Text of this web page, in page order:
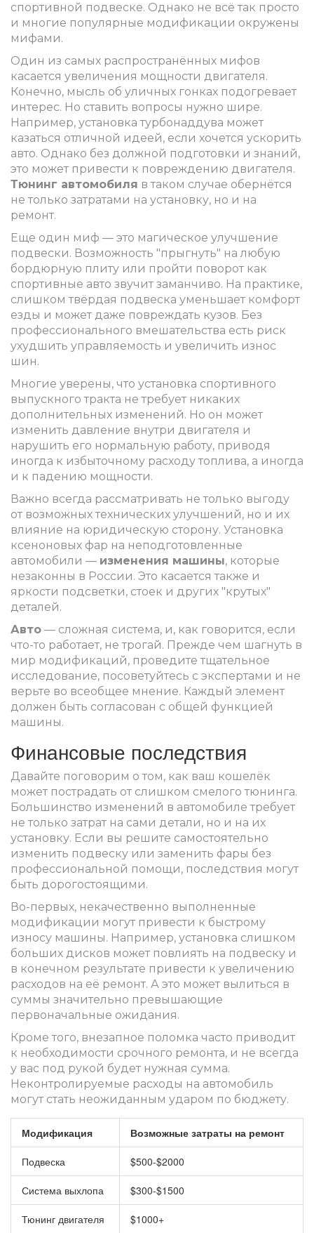
спортивной подвеске. Однако не всё так просто
и многие популярные модификации окружены
мифами.
Один из самых распространённых мифов
касается увеличения мощности двигателя.
Конечно, мысль об уличных гонках подогревает
интерес. Но ставить вопросы нужно шире.
Например, установка турбонаддува может
казаться отличной идеей, если хочется ускорить
авто. Однако без должной подготовки и знаний,
это может привести к повреждению двигателя.
Тюнинг автомобиля в таком случае обернётся
не только затратами на установку, но и на
ремонт.
Еще один миф — это магическое улучшение
подвески. Возможность "прыгнуть" на любую
бордюрную плиту или пройти поворот как
спортивные авто звучит заманчиво. На практике,
слишком твёрдая подвеска уменьшает комфорт
езды и может даже повреждать кузов. Без
профессионального вмешательства есть риск
ухудшить управляемость и увеличить износ
шин.
Многие уверены, что установка спортивного
выпускного тракта не требует никаких
дополнительных изменений. Но он может
изменить давление внутри двигателя и
нарушить его нормальную работу, приводя
иногда к избыточному расходу топлива, а иногда
и к падению мощности.
Важно всегда рассматривать не только выгоду
от возможных технических улучшений, но и их
влияние на юридическую сторону. Установка
ксеноновых фар на неподготовленные
автомобили — изменения машины, которые
незаконны в России. Это касается также и
яркости подсветки, стоек и других "крутых"
деталей.
Авто — сложная система, и, как говорится, если
что-то работает, не трогай. Прежде чем шагнуть в
мир модификаций, проведите тщательное
исследование, посоветуйтесь с экспертами и не
верьте во всеобщее мнение. Каждый элемент
должен быть согласован с общей функцией
машины.
Финансовые последствия
Давайте поговорим о том, как ваш кошелёк
может пострадать от слишком смелого тюнинга.
Большинство изменений в автомобиле требует
не только затрат на сами детали, но и на их
установку. Если вы решите самостоятельно
изменить подвеску или заменить фары без
профессиональной помощи, последствия могут
быть дорогостоящими.
Во-первых, некачественно выполненные
модификации могут привести к быстрому
износу машины. Например, установка слишком
больших дисков может повлиять на подвеску и
в конечном результате привести к увеличению
расходов на её ремонт. А это может вылиться в
суммы значительно превышающие
первоначальные ожидания.
Кроме того, внезапное поломка часто приводит
к необходимости срочного ремонта, и не всегда
у вас под рукой будет нужная сумма.
Неконтролируемые расходы на автомобиль
могут стать неожиданным ударом по бюджету.
Модификация Возможные затраты на ремонт
Подвеска $500-$2000
Система выхлопа $300-$1500
Тюнинг двигателя $1000+